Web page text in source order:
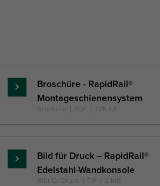
Mehr
Broschüre - RapidRail®
Montageschienensystem
Brochure PDF 726 KB
Mehr
Bild für Druck – RapidRail®
Edelstahl-Wandkonsole
Bild für Druck TIF 2 MB